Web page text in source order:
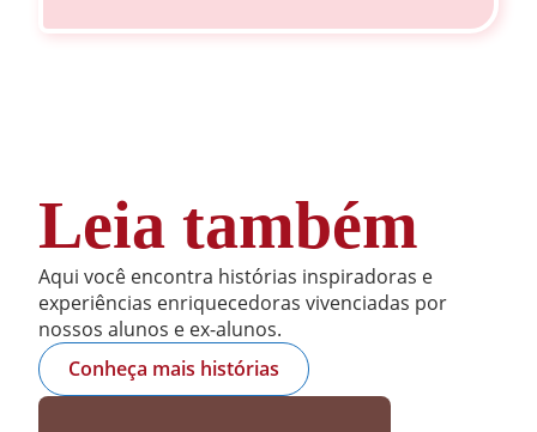
Leia também
Aqui você encontra histórias inspiradoras e
experiências enriquecedoras vivenciadas por
nossos alunos e ex-alunos.
Conheça mais histórias